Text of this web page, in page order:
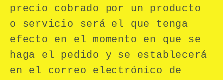
precio cobrado por un producto
o servicio será el que tenga
efecto en el momento en que se
haga el pedido y se establecerá
en el correo electrónico de